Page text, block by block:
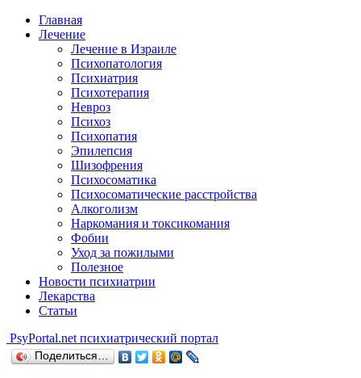
Главная
Лечение
Лечение в Израиле
Психопатология
Психиатрия
Психотерапия
Невроз
Психоз
Психопатия
Эпилепсия
Шизофрения
Психосоматика
Психосоматические расстройства
Алкоголизм
Наркомания и токсикомания
Фобии
Уход за пожилыми
Полезное
Новости психиатрии
Лекарства
Статьи
PsyPortal.net психиатрический портал
Поделиться…